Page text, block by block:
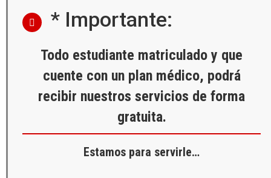
* Importante:
Todo estudiante matriculado y que
cuente con un plan médico, podrá
recibir nuestros servicios de forma
gratuita.
Estamos para servirle…